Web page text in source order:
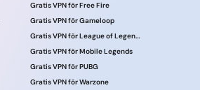
Gratis VPN för Free Fire
Gratis VPN för Gameloop
Gratis VPN för League of Legends
Gratis VPN för Mobile Legends
Gratis VPN för PUBG
Gratis VPN för Warzone